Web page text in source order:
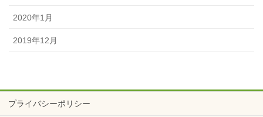
2020年1月
2019年12月
プライバシーポリシー